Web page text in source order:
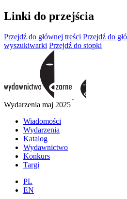
Linki do przejścia
Przejdź do głównej treści Przejdź do
wyszukiwarki Przejdź do stopki
Wydarzenia maj 2025
Wiadomości
Wydarzenia
Katalog
Wydawnictwo
Konkurs
Targi
PL
EN